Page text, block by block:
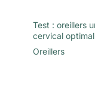
Test : oreillers
cervical optimal
Oreillers